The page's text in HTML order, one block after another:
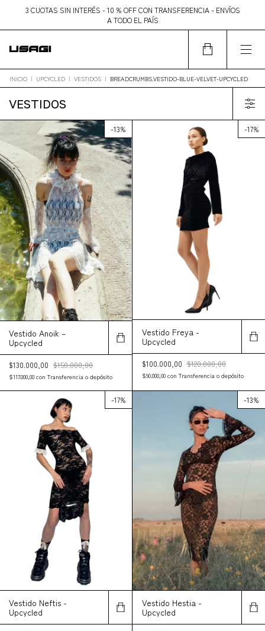
3 CUOTAS SIN INTERÉS - 10 % OFF CON TRANSFERENCIA - ENVÍOS
A TODO EL PAÍS
INICIO | UPCYCLED | VESTIDOS | BREADCRUMBS.VESTIDO-BLUE-VELVET-UPCYCLED
VESTIDOS
-13%
Vestido Anoik –
Upcycled
$130.000,00 $150.000,00
$117.000,00 con Transferencia o depósito
-17%
Vestido Freya -
Upcycled
$100.000,00 $120.000,00
$90.000,00 con Transferencia o depósito
-17%
Vestido Neftis -
Upcycled
-13%
Vestido Hestia -
Upcycled